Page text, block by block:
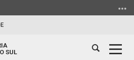
SUL
Abrir